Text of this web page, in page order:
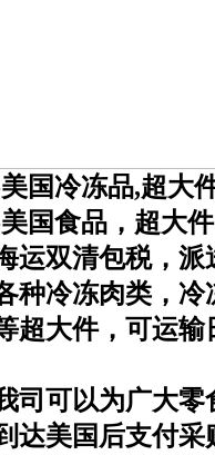
国冷冻品,超大
国食品，超大
运双清包税，派
种冷冻肉类，
超大件，可运输
司可以为广大
达美国后支付采